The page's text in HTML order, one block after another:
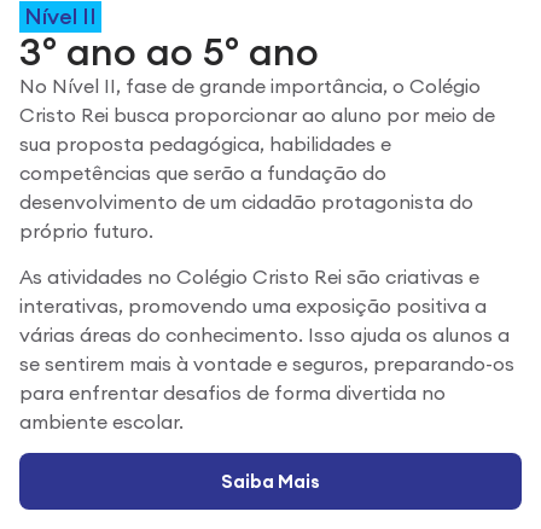
Nível II
3º ano ao 5º ano
No Nível II, fase de grande importância, o Colégio
Cristo Rei busca proporcionar ao aluno por meio de
sua proposta pedagógica, habilidades e
competências que serão a fundação do
desenvolvimento de um cidadão protagonista do
próprio futuro.
As atividades no Colégio Cristo Rei são criativas e
interativas, promovendo uma exposição positiva a
várias áreas do conhecimento. Isso ajuda os alunos a
se sentirem mais à vontade e seguros, preparando-os
para enfrentar desafios de forma divertida no
ambiente escolar.
Saiba Mais